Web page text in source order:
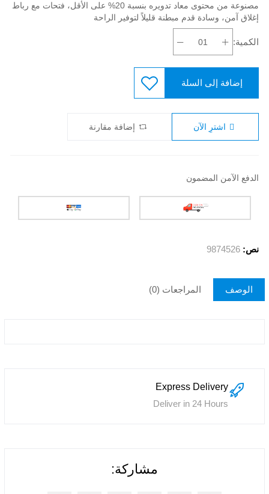
مصنوعة من محتوى معاد تدويره بنسبة 20% على الأقل، فتحات مع رباط
إغلاق آمن، وسادة قدم مبطنة قليلاً لتوفير الراحة
الكمية:
إضافة إلى السلة
اشترِ الآن إضافة مقارنة
الدفع الآمن المضمون
نص: 9874526
الوصف المراجعات (0)
Express Delivery
Deliver in 24 Hours
مشاركة: